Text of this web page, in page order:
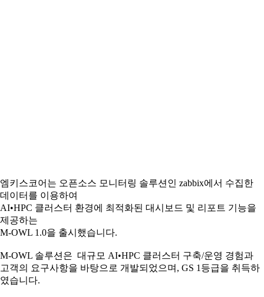
엠키스코어는 오픈소스 모니터링 솔루션인 zabbix에서 수집한
데이터를 이용하여
AI•HPC 클러스터 환경에 최적화된 대시보드 및 리포트 기능을
제공하는
M-OWL 1.0을 출시했습니다.
M-OWL 솔루션은 대규모 AI•HPC 클러스터 구축/운영 경험과
고객의 요구사항을 바탕으로 개발되었으며, GS 1등급을 취득하
였습니다.